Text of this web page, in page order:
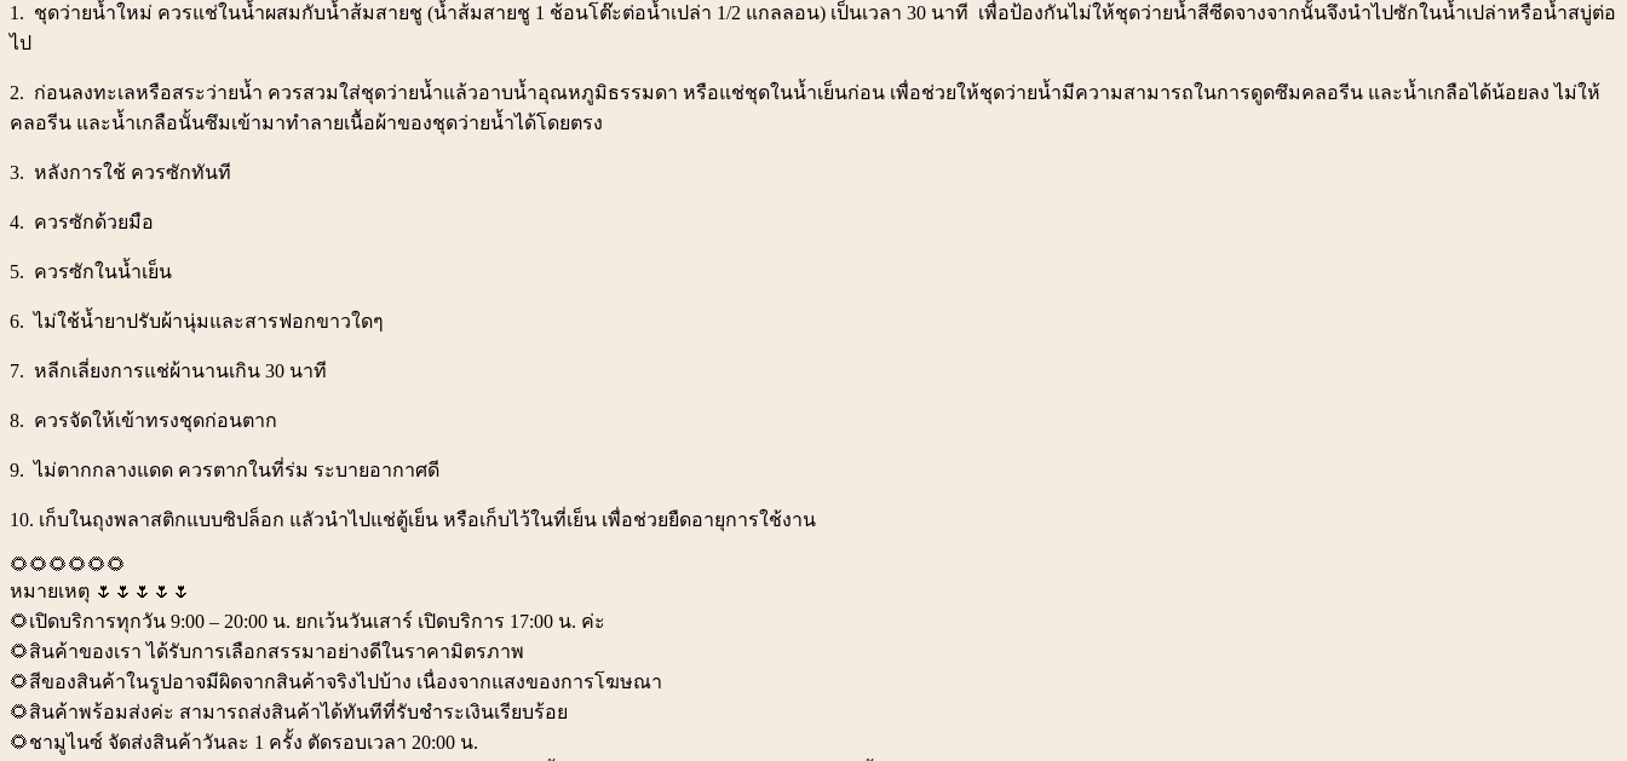
1. ชุดว่ายน้ำใหม่ ควรแช่ในน้ำผสมกับน้ำส้มสายชู (น้ำส้มสายชู 1 ช้อนโต๊ะต่อน้ำเปล่า 1/2 แกลลอน) เป็นเวลา 30 นาที เพื่อป้องกันไม่ให้ชุดว่ายน้ำสีซีดจางจากนั้นจึงนำไปซักในน้ำเปล่าหรือน้ำสบู่ต่อ
ไป
2. ก่อนลงทะเลหรือสระว่ายน้ำ ควรสวมใส่ชุดว่ายน้ำแล้วอาบน้ำอุณหภูมิธรรมดา หรือแช่ชุดในน้ำเย็นก่อน เพื่อช่วยให้ชุดว่ายน้ำมีความสามารถในการดูดซึมคลอรีน และน้ำเกลือได้น้อยลง ไม่ให้
คลอรีน และน้ำเกลือนั้นซึมเข้ามาทำลายเนื้อผ้าของชุดว่ายน้ำได้โดยตรง
3. หลังการใช้ ควรซักทันที
4. ควรซักด้วยมือ
5. ควรซักในน้ำเย็น
6. ไม่ใช้น้ำยาปรับผ้านุ่มและสารฟอกขาวใดๆ
7. หลีกเลี่ยงการแช่ผ้านานเกิน 30 นาที
8. ควรจัดให้เข้าทรงชุดก่อนตาก
9. ไม่ตากกลางแดด ควรตากในที่ร่ม ระบายอากาศดี
10. เก็บในถุงพลาสติกแบบซิปล็อก แลัวนำไปแช่ตู้เย็น หรือเก็บไว้ในที่เย็น เพื่อช่วยยืดอายุการใช้งาน
🌻🌻🌻🌻🌻🌻
หมายเหตุ 🌷🌷🌷🌷🌷
🌻เปิดบริการทุกวัน 9:00 – 20:00 น. ยกเว้นวันเสาร์ เปิดบริการ 17:00 น. ค่ะ
🌻สินค้าของเรา ได้รับการเลือกสรรมาอย่างดีในราคามิตรภาพ
🌻สีของสินค้าในรูปอาจมีผิดจากสินค้าจริงไปบ้าง เนื่องจากแสงของการโฆษณา
🌻สินค้าพร้อมส่งค่ะ สามารถส่งสินค้าได้ทันทีที่รับชำระเงินเรียบร้อย
🌻ชามูไนซ์ จัดส่งสินค้าวันละ 1 ครั้ง ตัดรอบเวลา 20:00 น.